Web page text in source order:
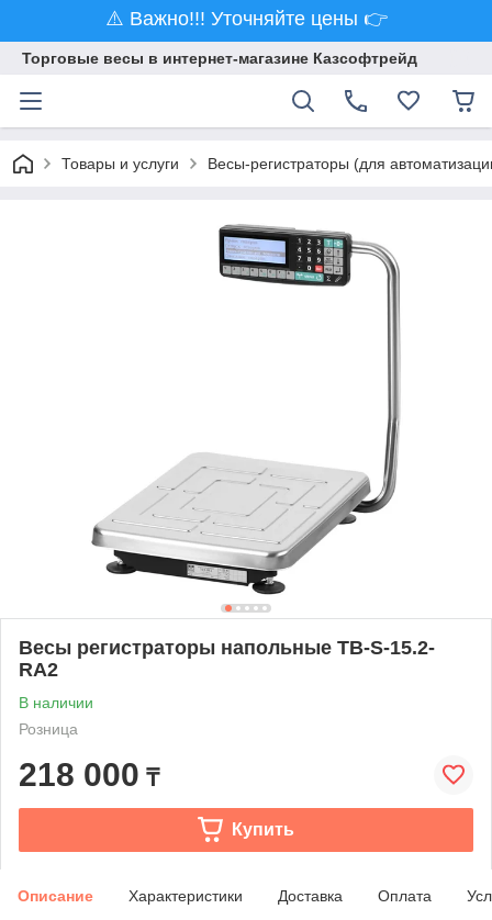
⚠️ Важно!!! Уточняйте цены 👉
Торговые весы в интернет-магазине Казсофтрейд
Товары и услуги Весы-регистраторы (для
Весы регистраторы напольные TB-S-15.2-
RA2
В наличии
Розница
218 000 ₸
Купить
Описание Характеристики Доставка Оплата